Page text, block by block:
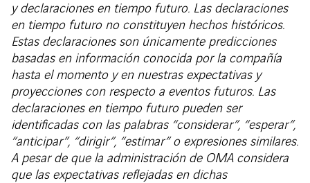
y declaraciones en tiempo futuro. Las declaraciones
en tiempo futuro no constituyen hechos históricos.
Estas declaraciones son únicamente predicciones
basadas en información conocida por la compañía
hasta el momento y en nuestras expectativas y
proyecciones con respecto a eventos futuros. Las
declaraciones en tiempo futuro pueden ser
identificadas con las palabras “considerar”, “esperar”,
“anticipar”, “dirigir”, “estimar” o expresiones similares.
A pesar de que la administración de OMA considera
que las expectativas reflejadas en dichas